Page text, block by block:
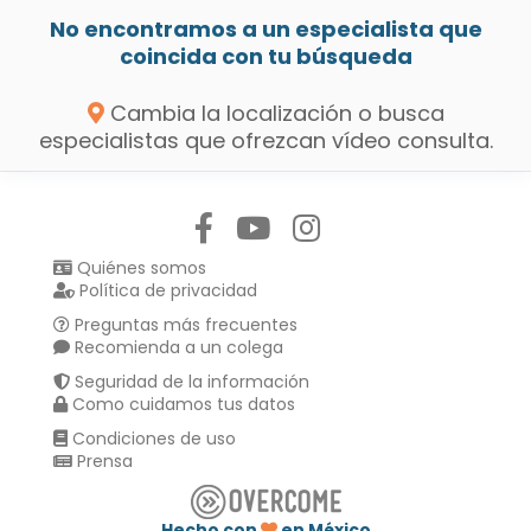
No encontramos a un especialista que
coincida con tu búsqueda
Cambia la localización o busca
especialistas que ofrezcan vídeo consulta.
Quiénes somos
Política de privacidad
Preguntas más frecuentes
Recomienda a un colega
Seguridad de la información
Como cuidamos tus datos
Condiciones de uso
Prensa